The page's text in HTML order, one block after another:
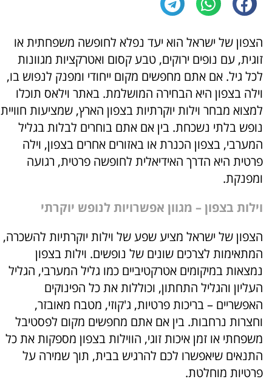
הצפון של ישראל הוא יעד נפלא לחופשה משפחתית או
זוגית, עם נופים ירוקים, טבע קסום ואטרקציות מגוונות
לכל גיל. אם אתם מחפשים מקום ייחודי ומפנק לנפוש בו,
וילה בצפון היא הבחירה המושלמת. באתר וילאס תוכלו
למצוא מבחר וילות יוקרתיות בצפון הארץ, שמציעות חוויית
נופש בלתי נשכחת. בין אם אתם בוחרים לבלות בגליל
המערבי, בצפון הכנרת או באזורים אחרים בצפון, וילה
פרטית היא הדרך האידיאלית לחופשה פרטית, רגועה
ומפנקת.
וילות בצפון – מגוון אפשרויות לנופש יוקרתי
הצפון של ישראל מציע שפע של וילות יוקרתיות להשכרה,
המתאימות לצרכים שונים של נופשים. וילות בצפון
נמצאות במיקומים אטרקטיביים כמו גליל המערבי, הגליל
העליון והגליל התחתון, וכוללות את כל הפינוקים
האפשריים – בריכות פרטיות, ג'קוזי, מטבח מאובזר,
וחצרות נרחבות. בין אם אתם מחפשים מקום לפסטיבל
משפחתי או זמן איכות זוגי, הווילות בצפון מספקות את כל
התנאים שיאפשרו לכם להרגיש בבית, תוך שמירה על
פרטיות מוחלטת.